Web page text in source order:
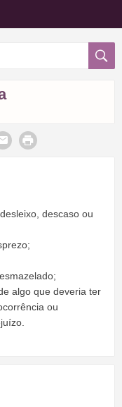
descaso ou
algo que deveria ter
ou